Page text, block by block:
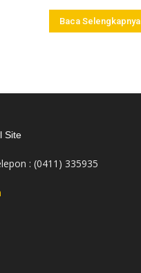
Baca Selengkapnya
: (0411) 335935